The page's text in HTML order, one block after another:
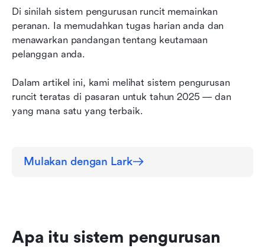
Di sinilah sistem pengurusan runcit memainkan
peranan. Ia memudahkan tugas harian anda dan
menawarkan pandangan tentang keutamaan
pelanggan anda.
Dalam artikel ini, kami melihat sistem pengurusan
runcit teratas di pasaran untuk tahun 2025 — dan
yang mana satu yang terbaik.
Mulakan dengan Lark
Apa itu sistem pengurusan